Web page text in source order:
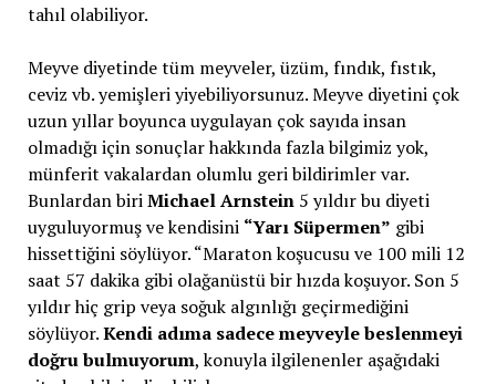
tahıl olabiliyor.
Meyve diyetinde tüm meyveler, üzüm, fındık, fıstık,
ceviz vb. yemişleri yiyebiliyorsunuz. Meyve diyetini çok
uzun yıllar boyunca uygulayan çok sayıda insan
olmadığı için sonuçlar hakkında fazla bilgimiz yok,
münferit vakalardan olumlu geri bildirimler var.
Bunlardan biriMichael Arnstein5 yıldır bu diyeti
uyguluyormuş ve kendisini “Yarı Süpermen” gibi
hissettiğini söylüyor. “Maraton koşucusu ve 100 mili 12
saat 57 dakika gibi olağanüstü bir hızda koşuyor. Son 5
yıldır hiç grip veya soğuk algınlığı geçirmediğini
söylüyor.Kendi adıma sadece meyveyle beslenmeyi
doğru bulmuyorum, konuyla ilgilenenler aşağıdaki